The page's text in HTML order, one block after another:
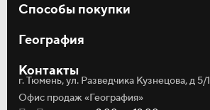
Студии
Двухкомнатные
Трёхкомнатные
Кладовые
Паркинг
Способы покупки
Рассрочка
Трейд-ин
География
Акции и новости
Статьи
Тендеры
Контакты
г. Тюмень, ул. Разведчика Кузнецова, д 5/1
Офис продаж «География»